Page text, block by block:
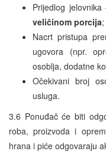
Prijedlog
veličinom porcija;
Nacrt pristupa
ugovora (npr.
osoblja, dodatne
Očekivani broj
usluga.
3.6 Ponuđač će biti
roba, proizvoda i
hrana i piće odgovaraju